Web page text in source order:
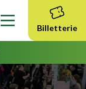
Billetterie